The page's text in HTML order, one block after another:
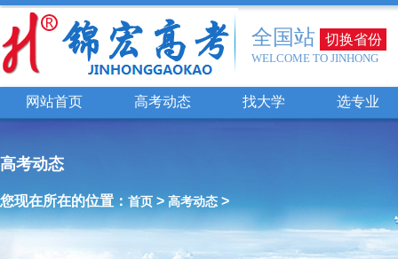
全国站 切换省份
WELCOME TO JINHONG
网站首页 高考动态 找大学 选专业
高考动态
您现在所在的位置： 首页 > 高考动态 >